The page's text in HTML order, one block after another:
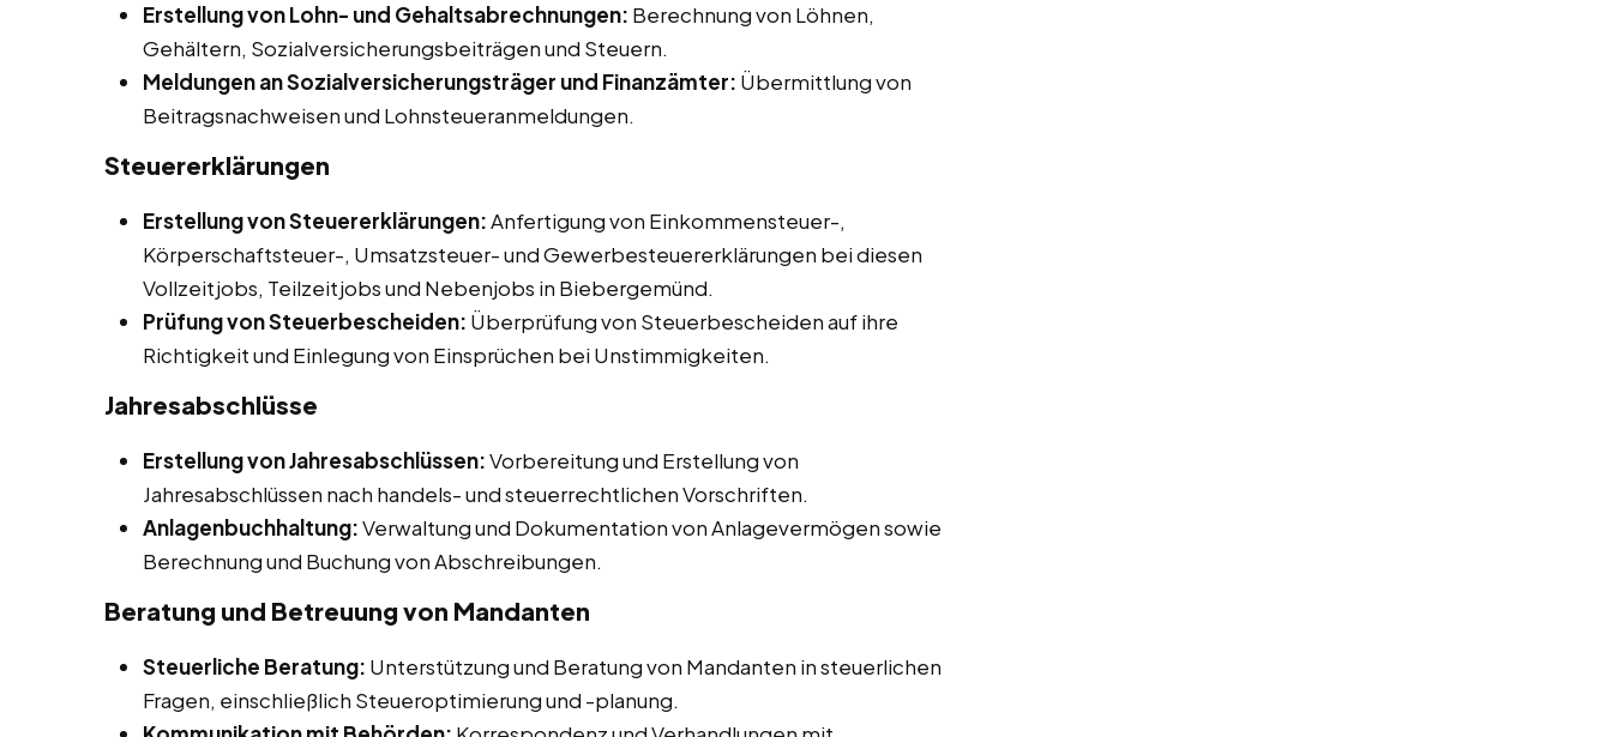
Erstellung von Lohn- und Gehaltsabrechnungen: Berechnung von Löhnen,
Gehältern, Sozialversicherungsbeiträgen und Steuern.
Meldungen an Sozialversicherungsträger und Finanzämter: Übermittlung von
Beitragsnachweisen und Lohnsteueranmeldungen.
Steuererklärungen
Erstellung von Steuererklärungen:Anfertigung von Einkommensteuer-,
Körperschaftsteuer-, Umsatzsteuer- und Gewerbesteuererklärungen bei diesen
Vollzeitjobs, Teilzeitjobs und Nebenjobs in Biebergemünd.
Prüfung von Steuerbescheiden: Überprüfung von Steuerbescheiden auf ihre
Richtigkeit und Einlegung von Einsprüchen bei Unstimmigkeiten.
Jahresabschlüsse
Erstellung von Jahresabschlüssen:Vorbereitung und Erstellung von
Jahresabschlüssen nach handels- und steuerrechtlichen Vorschriften.
Anlagenbuchhaltung:Verwaltung und Dokumentation von Anlagevermögen sowie
Berechnung und Buchung von Abschreibungen.
Beratung und Betreuung von Mandanten
Steuerliche Beratung: Unterstützung und Beratung von Mandanten in steuerlichen
Fragen, einschließlich Steueroptimierung und -planung.